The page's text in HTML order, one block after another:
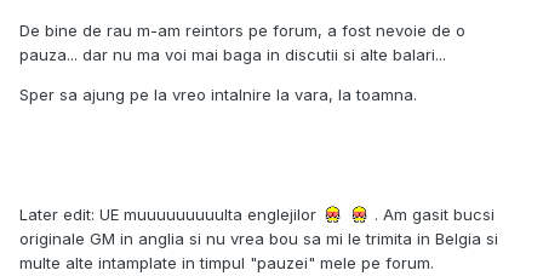
De bine de rau m-am reintors pe forum, a fost nevoie de o
pauza... dar nu ma voi mai baga in discutii si alte balari...
Sper sa ajung pe la vreo intalnire la vara, la toamna.
Later edit: UE muuuuuuuuulta englejilor
. Am gasit bucsi
originale GM in anglia si nu vrea bou sa mi le trimita in Belgia si
multe alte intamplate in timpul "pauzei" mele pe forum.